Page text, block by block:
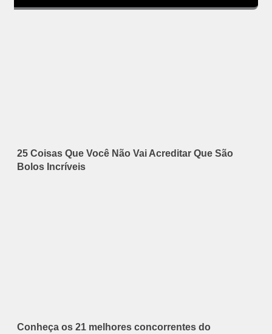
25 Coisas Que Você Não Vai Acreditar Que São
Bolos Incríveis
Conheça os 21 melhores concorrentes do